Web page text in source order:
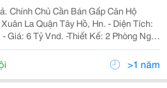
Hộ
La Quận Tây Hồ, Hn. - Diện Tích:
-Thiết Kế: 2 Phòng Ngủ,
Công. - Nội Thất: Đầy Đủ, Chỉ Việc
- Pháp Lý: Pháp Lý Đầy...
>1 năm